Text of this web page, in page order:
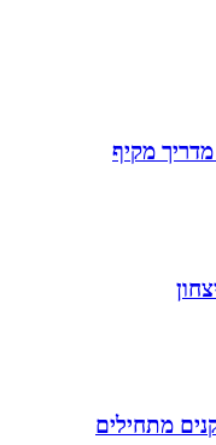
מקיף
מתחילים